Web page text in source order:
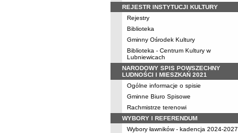
REJESTR INSTYTUCJI KULTURY
Rejestry
Biblioteka
Gminny Ośrodek Kultury
Biblioteka - Centrum Kultury w
Lubniewicach
NARODOWY SPIS POWSZECHNY
LUDNOŚCI I MIESZKAŃ 2021
Ogólne informacje o spisie
Gminne Biuro Spisowe
Rachmistrze terenowi
WYBORY I REFERENDUM
Wybory ławników - kadencja 2024-2027